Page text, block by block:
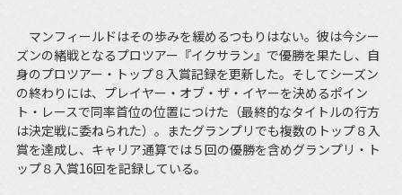
マンフィールドはその歩みを緩めるつもりはない。彼は今シー
ズンの緒戦となるプロツアー『イクサラン』で優勝を果たし、自
身のプロツアー・トップ８入賞記録を更新した。そしてシーズン
の終わりには、プレイヤー・オブ・ザ・イヤーを決めるポイン
ト・レースで同率首位の位置につけた（最終的なタイトルの行方
は決定戦に委ねられた）。またグランプリでも複数のトップ８入
賞を達成し、キャリア通算では５回の優勝を含めグランプリ・ト
ップ８入賞16回を記録している。